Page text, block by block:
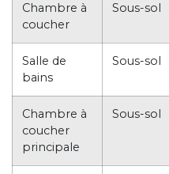
Chambre à
coucher
Sous-sol
Salle de
bains
Sous-sol
Chambre à
coucher
principale
Sous-sol